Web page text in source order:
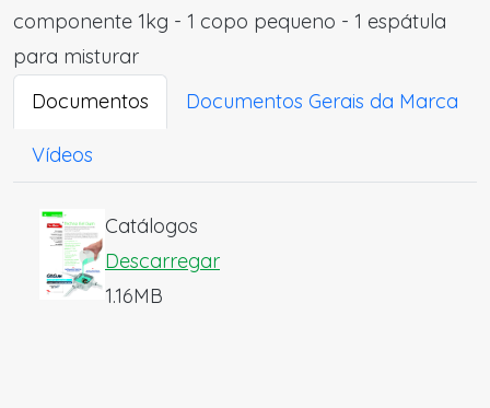
componente 1kg - 1 copo pequeno - 1 espátula
para misturar
Documentos
Documentos Gerais da Marca
Vídeos
Catálogos
Descarregar
1.16MB